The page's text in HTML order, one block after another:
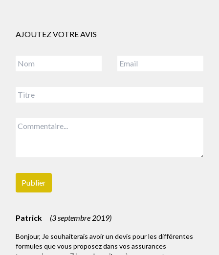
AJOUTEZ VOTRE AVIS
Publier
Patrick (3 septembre 2019)
Bonjour, Je souhaiterais avoir un devis pour les différentes
formules que vous proposez dans vos assurances